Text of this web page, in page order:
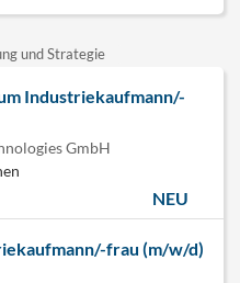
und Strategie
Industriekaufmann/-
GmbH
NEU
frau (m/w/d)